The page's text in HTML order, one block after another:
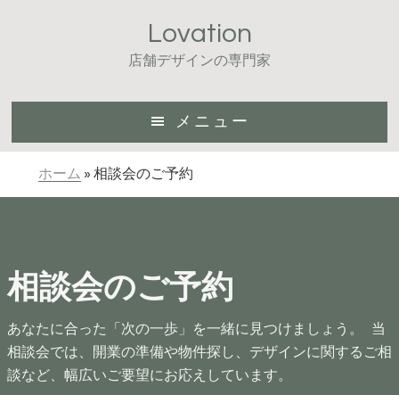
Lovation
店舗デザインの専門家
メニュー
ホーム »相談会のご予約
相談会のご予約
あなたに合った「次の一歩」を一緒に見つけましょう。 当
相談会では、開業の準備や物件探し、デザインに関するご相
談など、幅広いご要望にお応えしています。